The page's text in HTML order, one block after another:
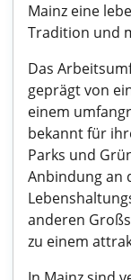
Mainz eine
Tradition und
Das
geprägt von
einem
bekannt für
Parks und
Anbindung an
anderen
zu einem